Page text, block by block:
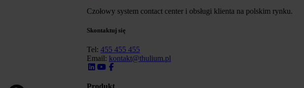
Czołowy system contact center i obsługi klienta na polskim rynku.
Skontaktuj się
Tel: 455 455 455
Email: kontakt@thulium.pl